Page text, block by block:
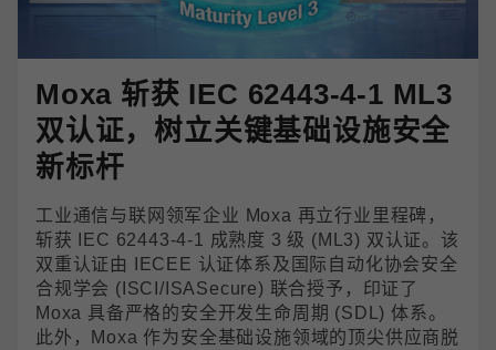
Moxa 斩获 IEC 62443-4-1 ML3
双认证，树立关键基础设施安全
新标杆
工业通信与联网领军企业 Moxa 再立行业里程碑，
斩获 IEC 62443-4-1 成熟度 3 级 (ML3) 双认证。该
双重认证由 IECEE 认证体系及国际自动化协会安全
合规学会 (ISCI/ISASecure) 联合授予，印证了
Moxa 具备严格的安全开发生命周期 (SDL) 体系。
此外，Moxa 作为安全基础设施领域的顶尖供应商脱